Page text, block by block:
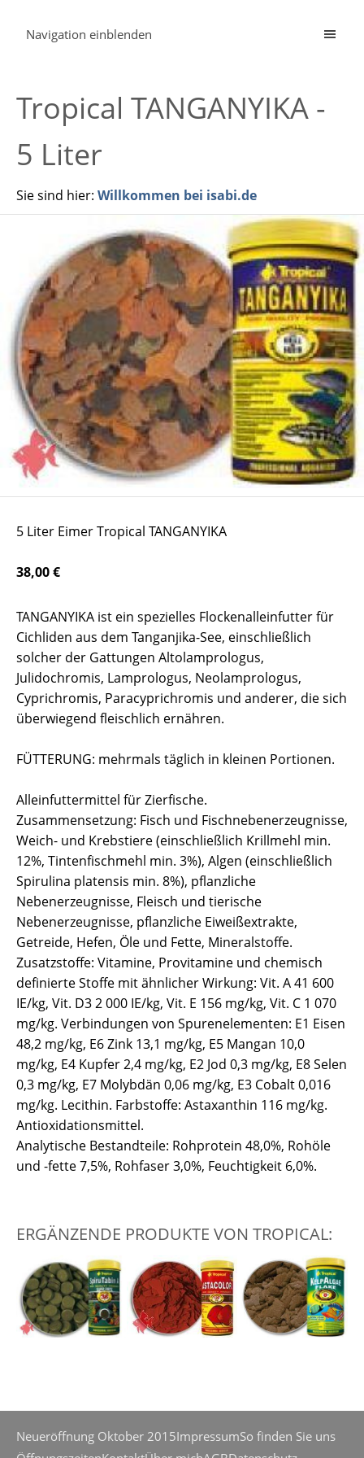
Navigation einblenden
Tropical TANGANYIKA -
5 Liter
Sie sind hier: Willkommen bei isabi.de
5 Liter Eimer Tropical TANGANYIKA
38,00 €
TANGANYIKA ist ein spezielles Flockenalleinfutter für
Cichliden aus dem Tanganjika-See, einschließlich
solcher der Gattungen Altolamprologus,
Julidochromis, Lamprologus, Neolamprologus,
Cyprichromis, Paracyprichromis und anderer, die sich
überwiegend fleischlich ernähren.
FÜTTERUNG: mehrmals täglich in kleinen Portionen.
Alleinfuttermittel für Zierfische.
Zusammensetzung: Fisch und Fischnebenerzeugnisse,
Weich- und Krebstiere (einschließlich Krillmehl min.
12%, Tintenfischmehl min. 3%), Algen (einschließlich
Spirulina platensis min. 8%), pflanzliche
Nebenerzeugnisse, Fleisch und tierische
Nebenerzeugnisse, pflanzliche Eiweißextrakte,
Getreide, Hefen, Öle und Fette, Mineralstoffe.
Zusatzstoffe: Vitamine, Provitamine und chemisch
definierte Stoffe mit ähnlicher Wirkung: Vit. A 41 600
IE/kg, Vit. D3 2 000 IE/kg, Vit. E 156 mg/kg, Vit. C 1 070
mg/kg. Verbindungen von Spurenelementen: E1 Eisen
48,2 mg/kg, E6 Zink 13,1 mg/kg, E5 Mangan 10,0
mg/kg, E4 Kupfer 2,4 mg/kg, E2 Jod 0,3 mg/kg, E8 Selen
0,3 mg/kg, E7 Molybdän 0,06 mg/kg, E3 Cobalt 0,016
mg/kg. Lecithin. Farbstoffe: Astaxanthin 116 mg/kg.
Antioxidationsmittel.
Analytische Bestandteile: Rohprotein 48,0%, Rohöle
und -fette 7,5%, Rohfaser 3,0%, Feuchtigkeit 6,0%.
ERGÄNZENDE PRODUKTE VON TROPICAL:
Neueröffnung Oktober 2015ImpressumSo finden Sie uns